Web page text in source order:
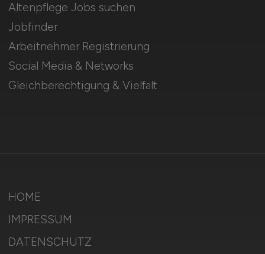
Altenpflege Jobs suchen
Jobfinder
Arbeitnehmer Registrierung
Social Media & Networks
Gleichberechtigung & Vielfalt
HOME
IMPRESSUM
DATENSCHUTZ